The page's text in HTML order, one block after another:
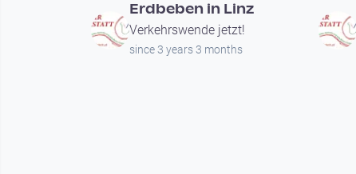
Erdbeben in Linz
Verkehrswende jetzt!
since 3 years 3 months